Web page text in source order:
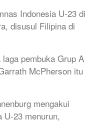
Indonesia U-23 di
disusul Filipina di
pembuka Grup A
McPherson itu
mengakui
U-23 menurun,